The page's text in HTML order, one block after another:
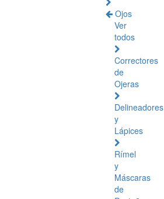
Ojos
Ver
todos
Correctores
de
Ojeras
Delineadores
y
Lápices
Rímel
y
Máscaras
de